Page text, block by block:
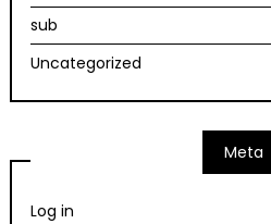
sub
Uncategorized
Meta
Log in